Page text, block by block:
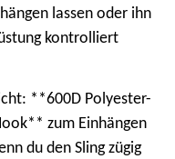
lassen oder ihn
kontrolliert
**600D Polyester-
zum Einhängen
du den Sling zügig